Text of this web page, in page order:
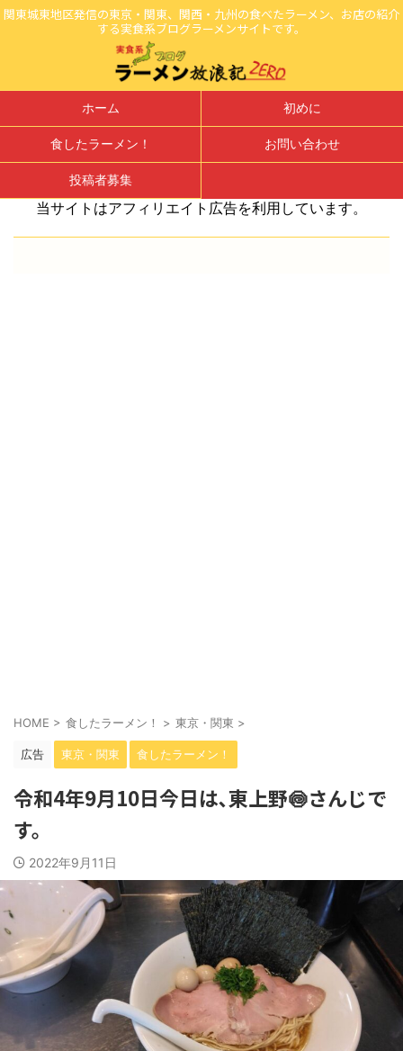
関東城東地区発信の東京・関東、関西・九州の食べたラーメン、お店の紹介
する実食系ブログラーメンサイトです。
ホーム 初めに
食したラーメン！ お問い合わせ
投稿者募集
当サイトはアフィリエイト広告を利用しています。
HOME > 食したラーメン！ > 東京・関東 >
広告 東京・関東 食したラーメン！
令和4年9月10日今日は､東上野🍥さんじで
す。
2022年9月11日